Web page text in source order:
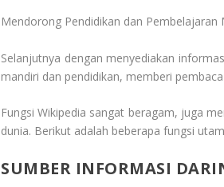
Mendorong Pendidikan dan Pembelajaran
Selanjutnya dengan menyediakan
mandiri dan pendidikan, memberi
Fungsi Wikipedia sangat beragam, juga
dunia. Berikut adalah beberapa fungsi
SUMBER INFORMASI